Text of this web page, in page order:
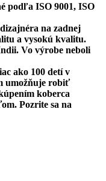
podľa ISO 9001, ISO
na zadnej
a vysokú kvalitu.
Vo výrobe neboli
ako 100 detív
umožňuje robiť
koberca
Pozrite sa na